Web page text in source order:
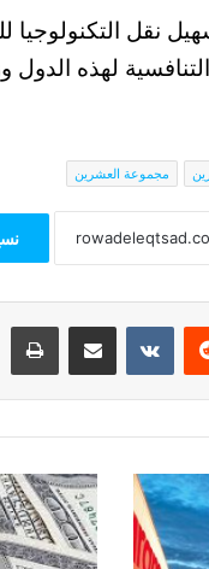
نقل التكنولوجيا
لهذه الدول
مجموعة العشرين
مشاركة عبر البريد
دراسة
لـ"مركز
فاروس":
استمرار